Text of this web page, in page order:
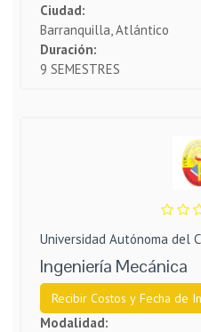
Ciudad:
Barranquilla, Atlántico
Duración:
9 SEMESTRES
Universidad Autónoma del
Ingeniería Mecánica
Recibir Costos y Fecha de
Modalidad: